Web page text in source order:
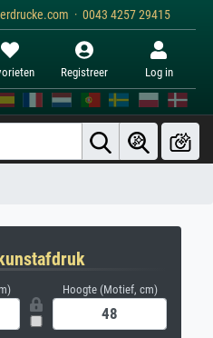
· 0043 4257 29415
Registreer Log in
Hoogte (Motief, cm)